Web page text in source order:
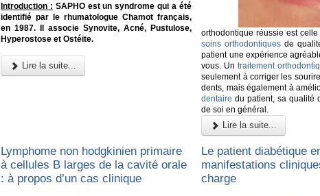
Introduction : SAPHO est un syndrome qui a été
identifié par le rhumatologue Chamot français,
en 1987. Il associe Synovite, Acné, Pustulose,
Hyperostose et Ostéite.
Lire la suite...
orthodontique réussie est
soins orthodontiques de
patient une expérience
vous. Untraitement
seulement à corriger les
dents, mais également à
dentaire du patient, sa qualité
de soi en général.
Lire la suite...
Lymphome non hodgkinien primaire
à cellules B larges de la cavité orale
: à propos d’un cas clinique
Le patient diabétique
manifestations
charge